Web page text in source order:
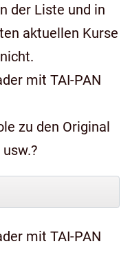
der Liste und in
aktuellen Kurse
mit TAI-PAN
zu den Original
mit TAI-PAN